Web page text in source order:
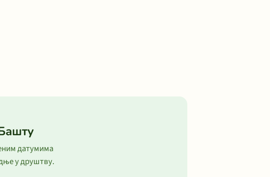
датумима
у друштву.